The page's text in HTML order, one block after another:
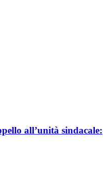
all’unità sindacale: